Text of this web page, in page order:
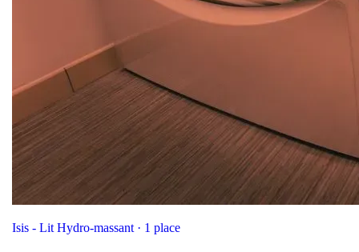
Isis - Lit Hydro-massant · 1 place